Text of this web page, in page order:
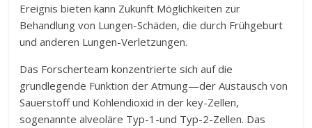
Ereignis bieten kann Zukunft Möglichkeiten zur
Behandlung von Lungen-Schäden, die durch Frühgeburt
und anderen Lungen-Verletzungen.
Das Forscherteam konzentrierte sich auf die
grundlegende Funktion der Atmung—der Austausch von
Sauerstoff und Kohlendioxid in der key-Zellen,
sogenannte alveoläre Typ-1-und Typ-2-Zellen. Das